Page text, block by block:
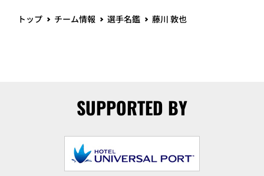
トップ チーム情報 選手名鑑 藤川 敦也
SUPPORTED BY